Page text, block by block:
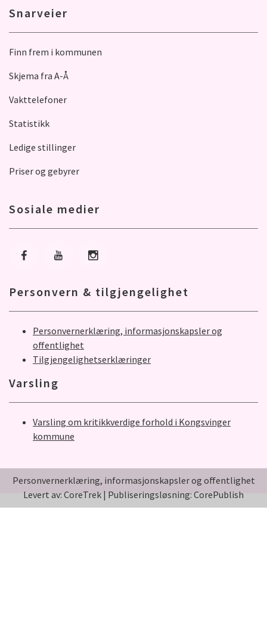
Snarveier
Finn frem i kommunen
Skjema fra A-Å
Vakttelefoner
Statistikk
Ledige stillinger
Priser og gebyrer
Sosiale medier
Gå til Facebook
Gå til YoutubeGå til Instagram
Personvern & tilgjengelighet
Personvernerklæring, informasjonskapsler og
offentlighet
Tilgjengelighetserklæringer
Varsling
Varsling om kritikkverdige forhold i Kongsvinger
kommune
Personvernerklæring, informasjonskapsler og offentlighet
Levert av: CoreTrek | Publiseringsløsning: CorePublish